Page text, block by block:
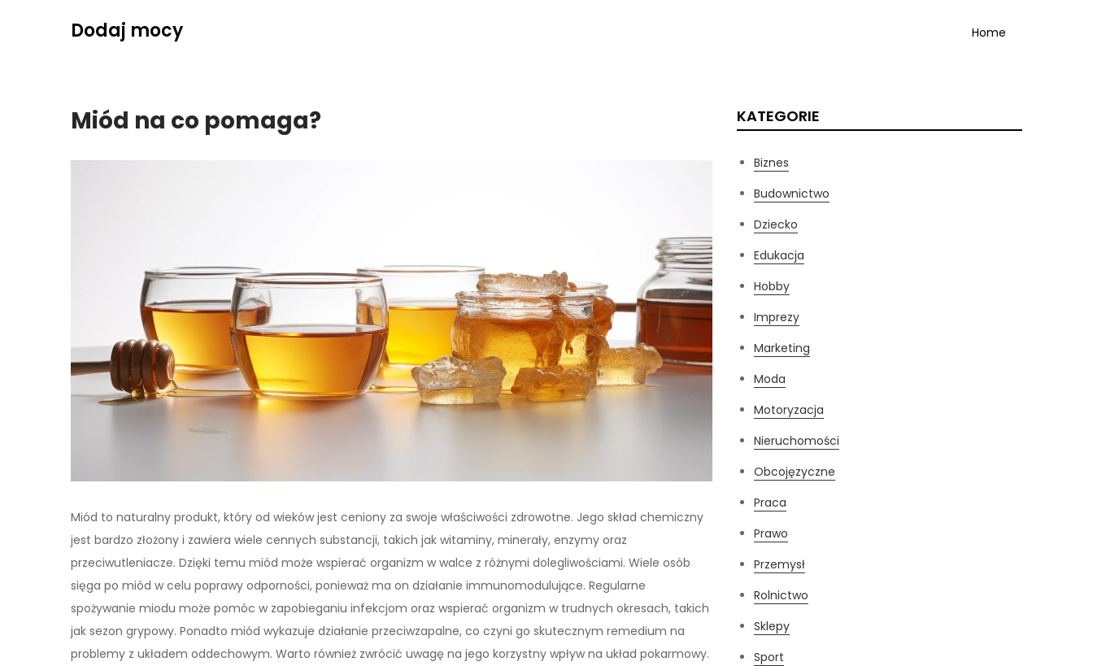
Dodaj mocy Home
Miód na co pomaga?
Miód to naturalny produkt, który od wieków jest ceniony za swoje właściwości zdrowotne. Jego skład chemiczny
jest bardzo złożony i zawiera wiele cennych substancji, takich jak witaminy, minerały, enzymy oraz
przeciwutleniacze. Dzięki temu miód może wspierać organizm w walce z różnymi dolegliwościami. Wiele osób
sięga po miód w celu poprawy odporności, ponieważ ma on działanie immunomodulujące. Regularne
spożywanie miodu może pomóc w zapobieganiu infekcjom oraz wspierać organizm w trudnych okresach, takich
jak sezon grypowy. Ponadto miód wykazuje działanie przeciwzapalne, co czyni go skutecznym remedium na
problemy z układem oddechowym. Warto również zwrócić uwagę na jego korzystny wpływ na układ pokarmowy.
KATEGORIE
Biznes
Budownictwo
Dziecko
Edukacja
Hobby
Imprezy
Marketing
Moda
Motoryzacja
Nieruchomości
Obcojęzyczne
Praca
Prawo
Przemysł
Rolnictwo
Sklepy
Sport